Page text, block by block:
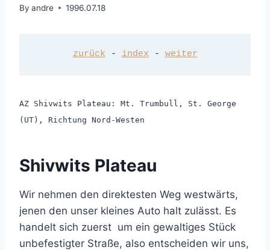
By andre 1996.07.18
zurück - index - weiter
AZ Shivwits Plateau: Mt. Trumbull, St. George
(UT), Richtung Nord-Westen
Shivwits Plateau
Wir nehmen den direktesten Weg westwärts,
jenen den unser kleines Auto halt zulässt. Es
handelt sich zuerst um ein gewaltiges Stück
unbefestigter Straße, also entscheiden wir uns,